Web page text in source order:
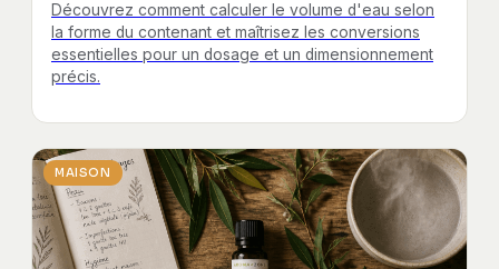
Découvrez comment calculer le volume d'eau selon
la forme du contenant et maîtrisez les conversions
essentielles pour un dosage et un dimensionnement
précis.
MAISON